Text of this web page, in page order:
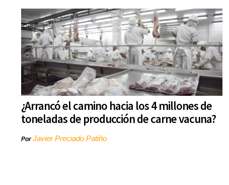
¿Arrancó el camino hacia los 4 millones de
toneladas de producción de carne vacuna?
PorJavier Preciado Patiño